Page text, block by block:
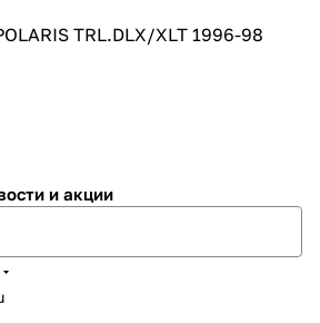
TRL.DLX/XLT 1996-98
и акции